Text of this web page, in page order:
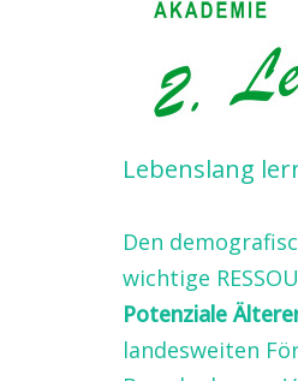
Lebenslang
Den
wichtige
Potenziale
landesweiten